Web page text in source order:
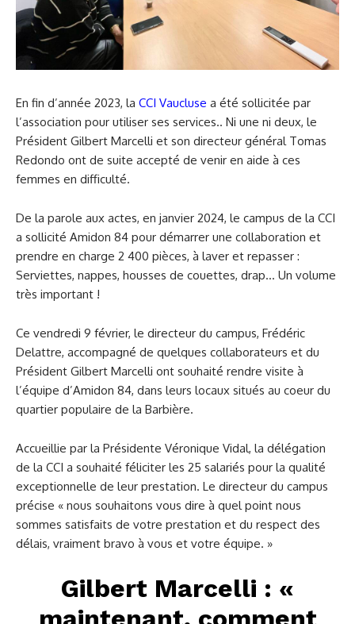
En fin d’année 2023, la CCI Vaucluse a été sollicitée par
l’association pour utiliser ses services.. Ni une ni deux, le
Président Gilbert Marcelli et son directeur général Tomas
Redondo ont de suite accepté de venir en aide à ces
femmes en difficulté.
De la parole aux actes, en janvier 2024, le campus de la CCI
a sollicité Amidon 84 pour démarrer une collaboration et
prendre en charge 2 400 pièces, à laver et repasser :
Serviettes, nappes, housses de couettes, drap… Un volume
très important !
Ce vendredi 9 février, le directeur du campus, Frédéric
Delattre, accompagné de quelques collaborateurs et du
Président Gilbert Marcelli ont souhaité rendre visite à
l’équipe d’Amidon 84, dans leurs locaux situés au coeur du
quartier populaire de la Barbière.
Accueillie par la Présidente Véronique Vidal, la délégation
de la CCI a souhaité féliciter les 25 salariés pour la qualité
exceptionnelle de leur prestation. Le directeur du campus
précise « nous souhaitons vous dire à quel point nous
sommes satisfaits de votre prestation et du respect des
délais, vraiment bravo à vous et votre équipe. »
Gilbert Marcelli : «